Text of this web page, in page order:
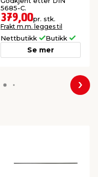
5685-C.
379,00pr. stk.
Frakt m.m. legges til
Nettbutikk Butikk
Se mer